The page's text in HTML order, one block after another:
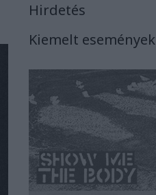
Hirdetés
Kiemelt események